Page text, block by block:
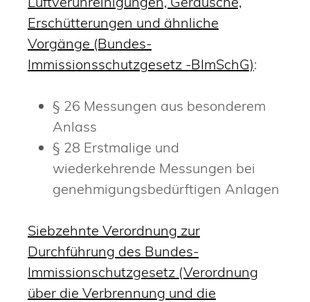
Erschütterungen und ähnliche
Vorgänge (Bundes-
Immissionsschutzgesetz -BImSchG):
§ 26 Messungen aus besonderem
Anlass
§ 28 Erstmalige und
wiederkehrende Messungen bei
genehmigungsbedürftigen Anlagen
Siebzehnte Verordnung zur
Durchführung des Bundes-
Immissionschutzgesetz (Verordnung
über die Verbrennung und die